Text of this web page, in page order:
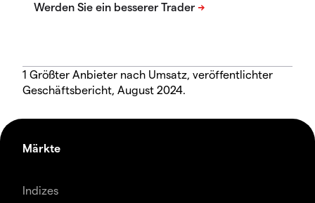
1 Größter Anbieter nach Umsatz, veröffentlichter
Geschäftsbericht, August 2024.
Märkte
Indizes